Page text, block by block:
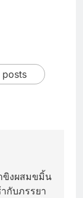
posts
ขิงผสมขมิ้น
กับภรรยา